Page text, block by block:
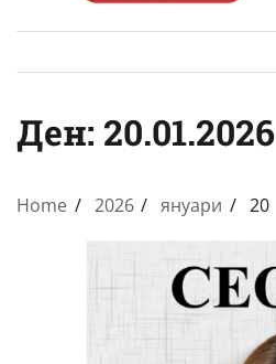
Ден: 20.01.2026
Home 2026 януари 20